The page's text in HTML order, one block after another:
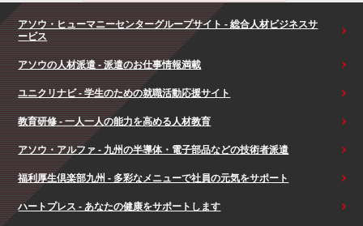
アソウ・ヒューマニーセンターグループサイト - 総合人材ビジネスサ
ービス
アソウの人材派遣 - 派遣のお仕事情報満載
ユニクリナビ - 学生のための就職活動応援サイト
教育研修 - 一人一人の能力を高める人材教育
アソウ・アルファ - 九州の半導体・電子部品などの技術者派遣
福利厚生倶楽部九州 - 多彩なメニューで社員の元気をサポート
ハートプレス - あなたの健康をサポートします